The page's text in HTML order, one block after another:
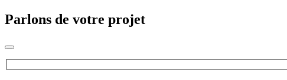
Parlons de votre projet